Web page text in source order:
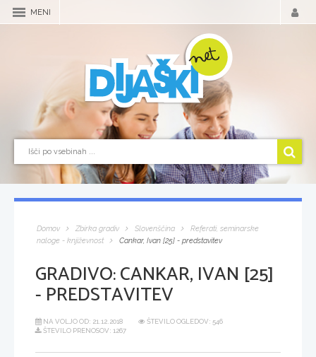
MENI
Domov Zbirka gradiv Slovenščina
Referati, seminarske
naloge - književnost
Cankar, Ivan [25] - predstavitev
GRADIVO:CANKAR, IVAN [25]
- PREDSTAVITEV
NA VOLJO OD: 21.12.2018
ŠTEVILO OGLEDOV: 546
ŠTEVILO PRENOSOV: 1267